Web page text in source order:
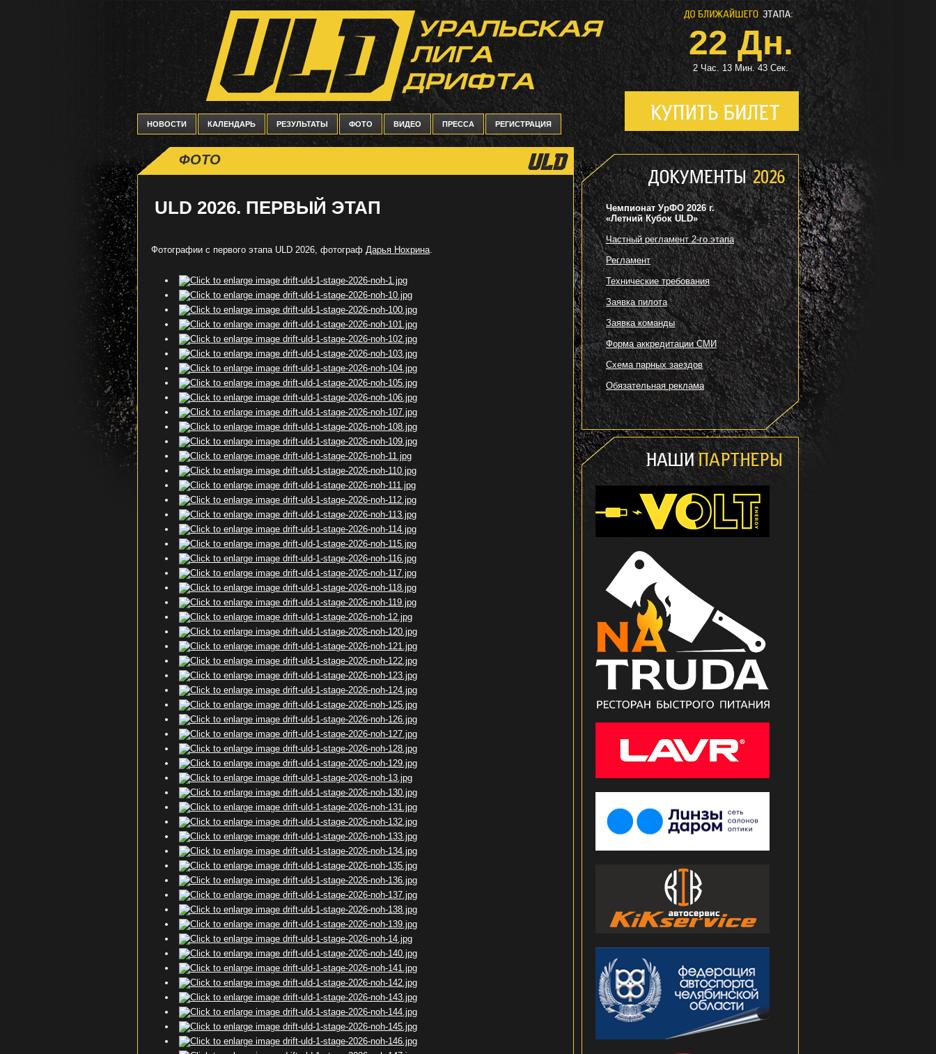
22 Дн.
2 Час. 13 Мин. 42 Сек.
НОВОСТИ КАЛЕНДАРЬ РЕЗУЛЬТАТЫ ФОТО ВИДЕО ПРЕССА РЕГИСТРАЦИЯ
ФОТО
Чемпионат УрФО 2026 г.
«Летний Кубок ULD»
Частный регламент 2-го этапа
Регламент
Технические требования
Заявка пилота
Заявка команды
Форма аккредитации СМИ
Схема парных заездов
Обязательная реклама
ULD 2026. ПЕРВЫЙ ЭТАП
Фотографии с первого этапа ULD 2026, фотограф Дарья Нохрина